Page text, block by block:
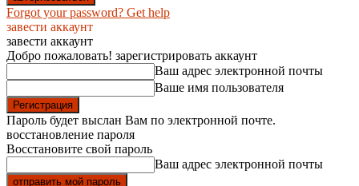
Forgot your password? Get help
завести аккаунт
завести аккаунт
Добро пожаловать! зарегистрировать аккаунт
Ваш адрес электронной почты
Ваше имя пользователя
Пароль будет выслан Вам по электронной почте.
восстановление пароля
Восстановите свой пароль
Ваш адрес электронной почты